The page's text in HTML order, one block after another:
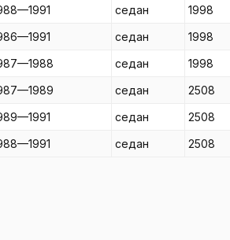
седан 1998
седан 1998
седан 1998
седан 2508
седан 2508
седан 2508